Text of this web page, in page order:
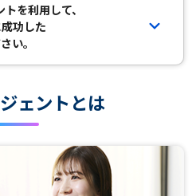
を利用して、
功した
い。
ェントとは